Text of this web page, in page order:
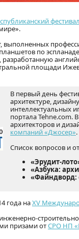
выполненных
планшетов по
разработанную
площади
В первый день
архитектуре,
интеллектуальных
портала Tehne.com.
архитекторов и
компаний «Джосер».
Список вопросов и
«Эрудит-
«Азбука:
«Файндворд:
года наXV
призами отСРО НП